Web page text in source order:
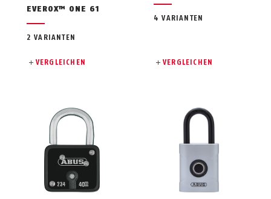
EVEROX™ ONE 61
2 VARIANTEN
VERGLEICHEN
4 VARIANTEN
VERGLEICHEN